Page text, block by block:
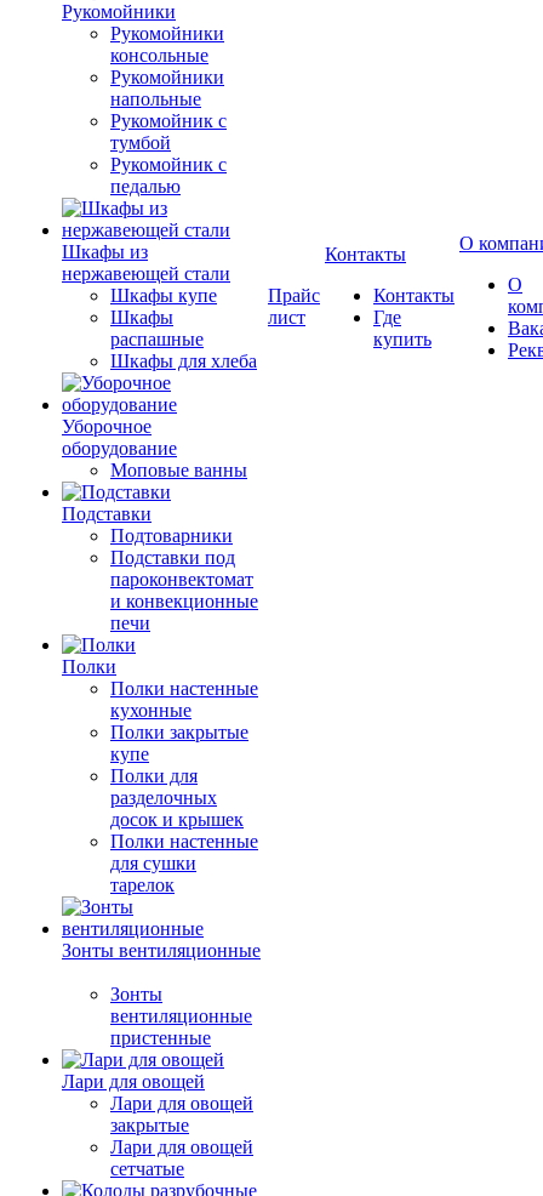
Рукомойники
Рукомойники
консольные
Рукомойники
напольные
Рукомойник с
тумбой
Рукомойник с
педалью
Шкафы из
нержавеющей стали
Шкафы купе
Шкафы
распашные
Шкафы для хлеба
Уборочное
оборудование
Моповые ванны
Подставки
Подтоварники
Подставки под
пароконвектомат
и конвекционные
печи
Полки
Полки настенные
кухонные
Полки закрытые
купе
Полки для
разделочных
досок и крышек
Полки настенные
для сушки
тарелок
Зонты вентиляционные
Зонты
вентиляционные
пристенные
Лари для овощей
Лари для овощей
закрытые
Лари для овощей
сетчатые
Прайс
лист
Контакты
Контакты
Где
купить
О
О